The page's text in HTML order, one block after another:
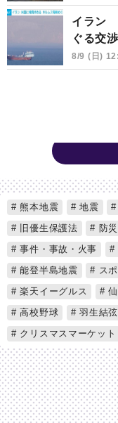
イラン
ぐる交
8/9 (日)
熊本地震 地震
旧優生保護法
防災
事件・事故・火事
能登半島地震
ス
楽天イーグルス
仙
高校野球
羽生結弦
クリスマスマーケット